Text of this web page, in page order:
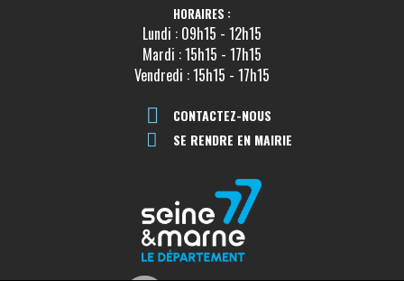
HORAIRES :
Lundi : 09h15 - 12h15
Mardi : 15h15 - 17h15
Vendredi : 15h15 - 17h15
CONTACTEZ-NOUS
SE RENDRE EN MAIRIE